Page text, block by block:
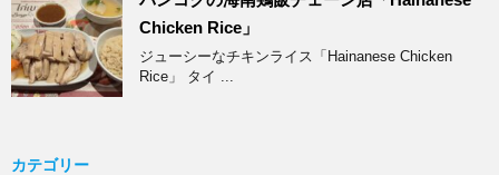
Chicken Rice」
ジューシーなチキンライス「Hainanese Chicken
Rice」 タイ ...
カテゴリー